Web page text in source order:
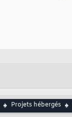
Projets hébergés